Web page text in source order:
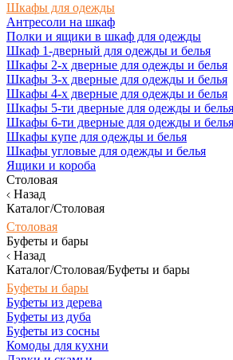
Шкафы для одежды
Антресоли на шкаф
Полки и ящики в шкаф для одежды
Шкаф 1-дверный для одежды и белья
Шкафы 2-х дверные для одежды и белья
Шкафы 3-х дверные для одежды и белья
Шкафы 4-х дверные для одежды и белья
Шкафы 5-ти дверные для одежды и белья
Шкафы 6-ти дверные для одежды и белья
Шкафы купе для одежды и белья
Шкафы угловые для одежды и белья
Ящики и короба
Столовая
Назад
Каталог/Столовая
Столовая
Буфеты и бары
Назад
Каталог/Столовая/Буфеты и бары
Буфеты и бары
Буфеты из дерева
Буфеты из дуба
Буфеты из сосны
Комоды для кухни